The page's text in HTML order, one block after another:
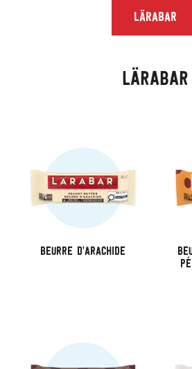
Lärabar
Lärabar
Beurre D’arachide